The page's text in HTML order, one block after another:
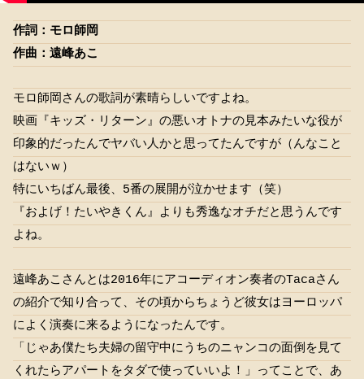
作詞：モロ師岡
作曲：遠峰あこ
モロ師岡さんの歌詞が素晴らしいですよね。
映画『キッズ・リターン』の悪いオトナの見本みたいな役が
印象的だったんでヤバい人かと思ってたんですが（んなこと
はないｗ）
特にいちばん最後、5番の展開が泣かせます（笑）
『およげ！たいやきくん』よりも秀逸なオチだと思うんです
よね。
遠峰あこさんとは2016年にアコーディオン奏者のTacaさん
の紹介で知り合って、その頃からちょうど彼女はヨーロッパ
によく演奏に来るようになったんです。
「じゃあ僕たち夫婦の留守中にうちのニャンコの面倒を見て
くれたらアパートをタダで使っていいよ！」ってことで、あ